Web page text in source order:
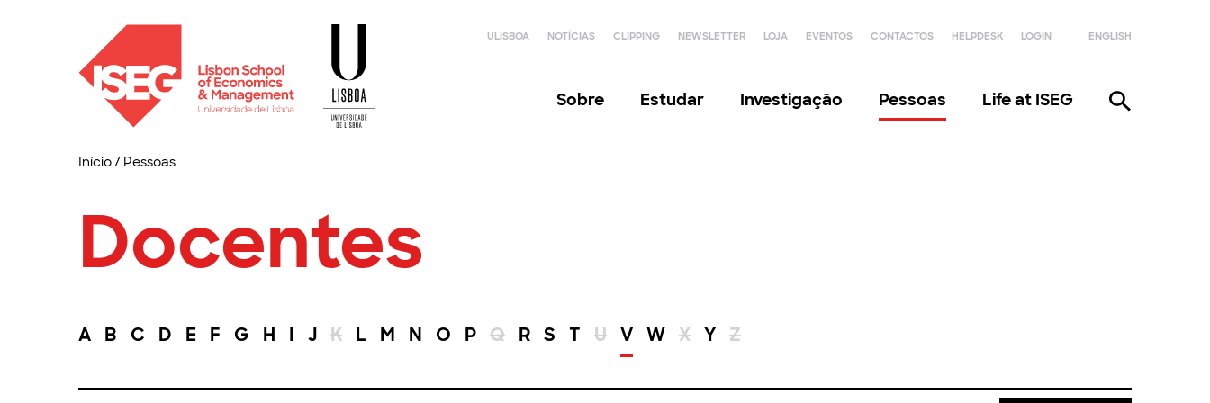
ULISBOA NOTÍCIAS CLIPPING NEWSLETTER LOJA EVENTOS CONTACTOS HELPDESK LOGIN ENGLISH
Sobre Estudar Investigação Pessoas Life at ISEG
Início/ Pessoas
Docentes
A B C D E F G H I J K L M N O P Q R S T U V W X Y Z